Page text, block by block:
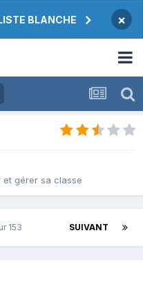
BLANCHE ×
et gérer sa classe
SUIVANT
153